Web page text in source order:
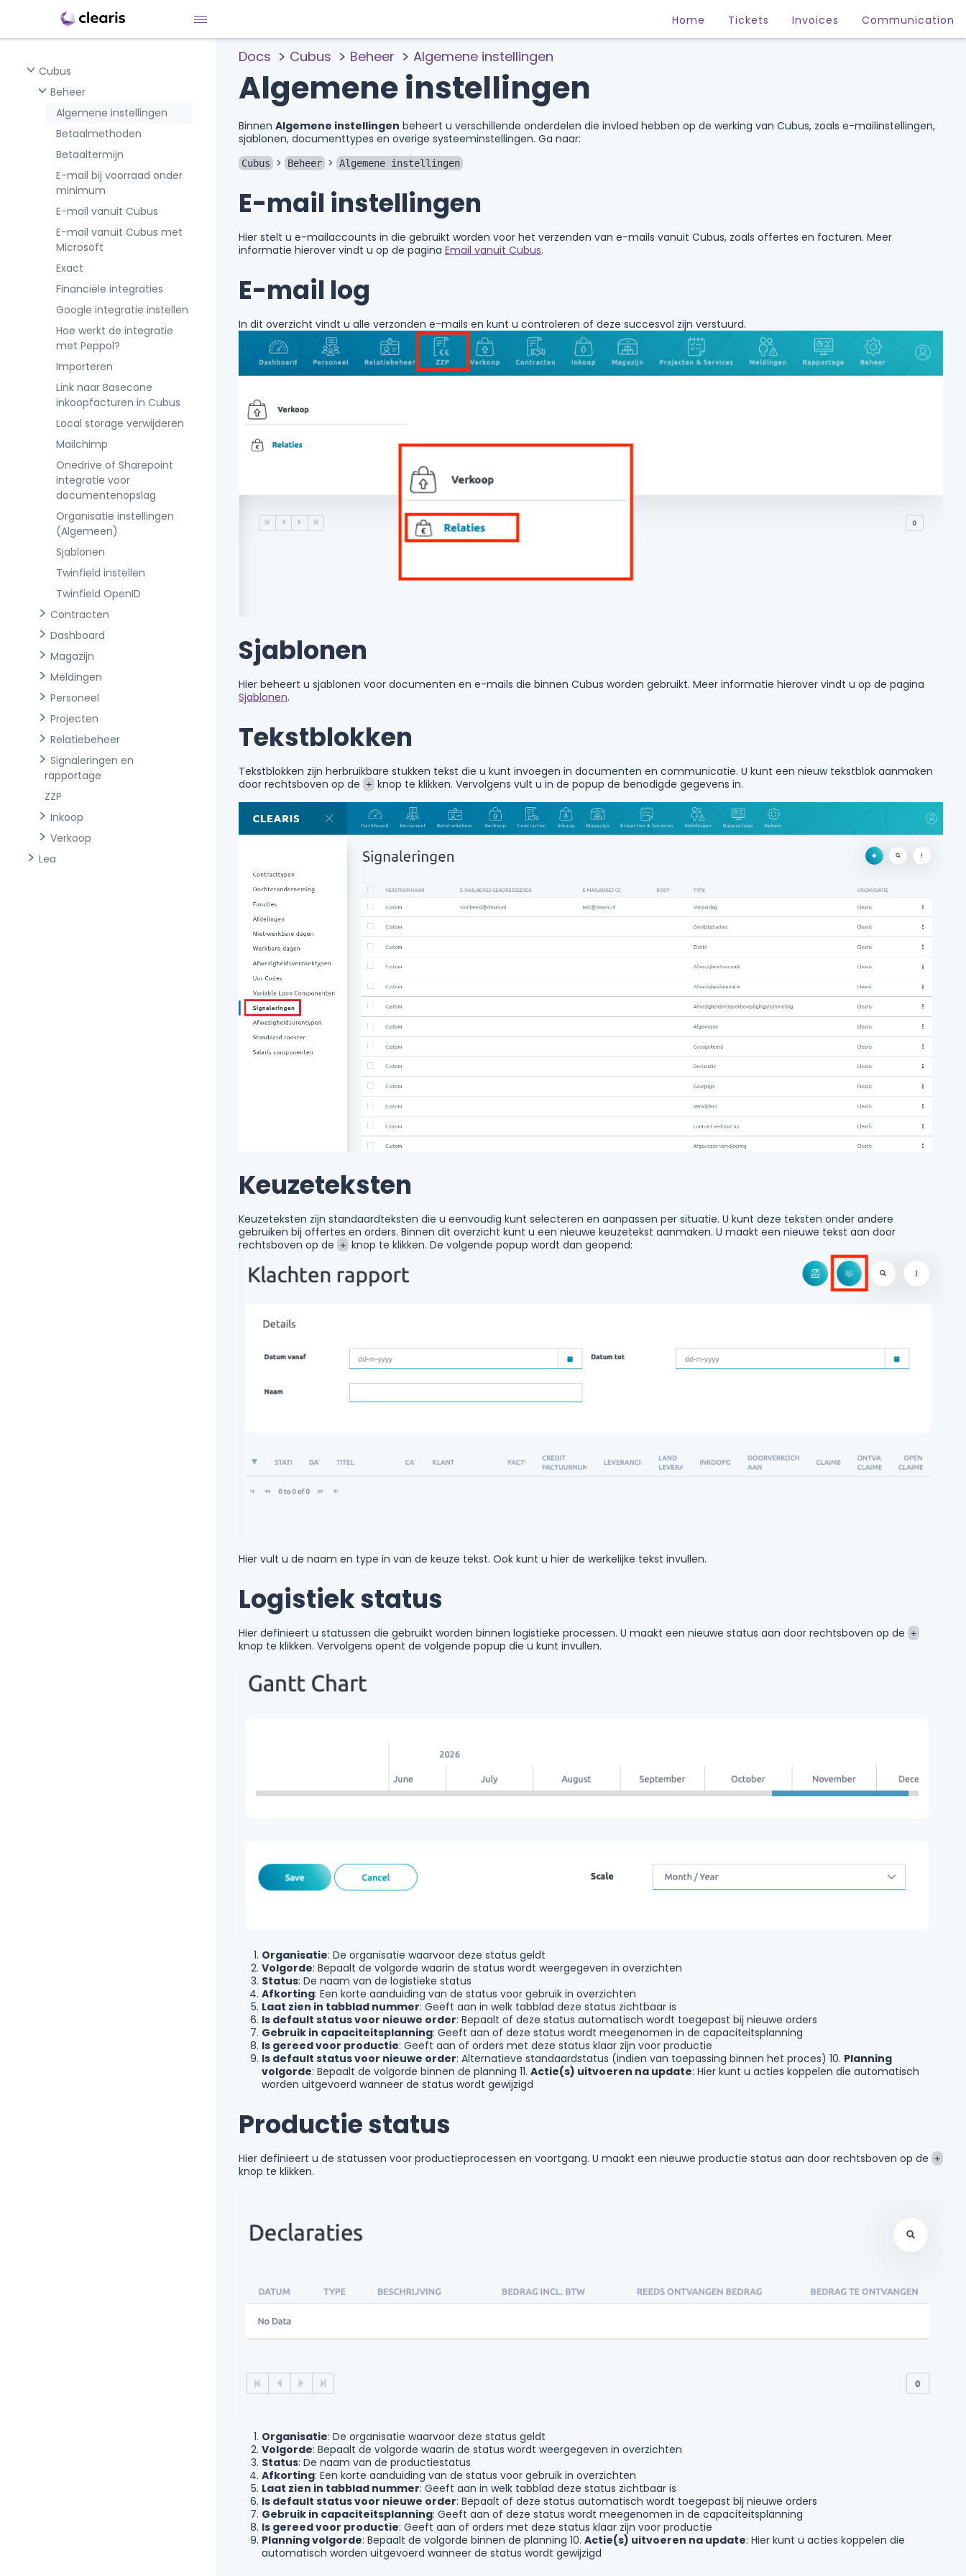
Home Tickets Invoices Communication
Cubus
Beheer
Algemene instellingen
Betaalmethoden
Betaaltermijn
E-mail bij voorraad onder
minimum
E-mail vanuit Cubus
E-mail vanuit Cubus met
Microsoft
Exact
Financiële integraties
Google integratie instellen
Hoe werkt de integratie
met Peppol?
Importeren
Link naar Basecone
inkoopfacturen in Cubus
Local storage verwijderen
Mailchimp
Onedrive of Sharepoint
integratie voor
documentenopslag
Organisatie instellingen
(Algemeen)
Sjablonen
Twinfield instellen
Twinfield OpenID
Contracten
Dashboard
Magazijn
Meldingen
Personeel
Projecten
Relatiebeheer
Signaleringen en
rapportage
ZZP
Inkoop
Verkoop
Lea
Docs Cubus Beheer Algemene instellingen
Algemene instellingen
Binnen Algemene instellingen beheert u verschillende onderdelen die invloed hebben op de werking van Cubus, zoals e-mailinstellingen,
sjablonen, documenttypes en overige systeeminstellingen. Ga naar:
Cubus > Beheer > Algemene instellingen
E-mail instellingen
Hier stelt u e-mailaccounts in die gebruikt worden voor het verzenden van e-mails vanuit Cubus, zoals offertes en facturen. Meer
informatie hierover vindt u op de pagina Email vanuit Cubus.
E-mail log
In dit overzicht vindt u alle verzonden e-mails en kunt u controleren of deze succesvol zijn verstuurd.
Sjablonen
Hier beheert u sjablonen voor documenten en e-mails die binnen Cubus worden gebruikt. Meer informatie hierover vindt u op de pagina
Sjablonen.
Tekstblokken
Tekstblokken zijn herbruikbare stukken tekst die u kunt invoegen in documenten en communicatie. U kunt een nieuw tekstblok aanmaken
door rechtsboven op de + knop te klikken. Vervolgens vult u in de popup de benodigde gegevens in.
Keuzeteksten
Keuzeteksten zijn standaardteksten die u eenvoudig kunt selecteren en aanpassen per situatie. U kunt deze teksten onder andere
gebruiken bij offertes en orders. Binnen dit overzicht kunt u een nieuwe keuzetekst aanmaken. U maakt een nieuwe tekst aan door
rechtsboven op de + knop te klikken. De volgende popup wordt dan geopend:
Hier vult u de naam en type in van de keuze tekst. Ook kunt u hier de werkelijke tekst invullen.
Logistiek status
Hier definieert u statussen die gebruikt worden binnen logistieke processen. U maakt een nieuwe status aan door rechtsboven op de +
knop te klikken. Vervolgens opent de volgende popup die u kunt invullen.
Organisatie: De organisatie waarvoor deze status geldt
Volgorde: Bepaalt de volgorde waarin de status wordt weergegeven in overzichten
Status: De naam van de logistieke status
Afkorting: Een korte aanduiding van de status voor gebruik in overzichten
Laat zien in tabblad nummer: Geeft aan in welk tabblad deze status zichtbaar is
Is default status voor nieuwe order: Bepaalt of deze status automatisch wordt toegepast bij nieuwe orders
Gebruik in capaciteitsplanning: Geeft aan of deze status wordt meegenomen in de capaciteitsplanning
Is gereed voor productie: Geeft aan of orders met deze status klaar zijn voor productie
Is default status voor nieuwe order: Alternatieve standaardstatus (indien van toepassing binnen het proces) 10. Planning
volgorde: Bepaalt de volgorde binnen de planning 11. Actie(s) uitvoeren na update: Hier kunt u acties koppelen die automatisch
worden uitgevoerd wanneer de status wordt gewijzigd
Productie status
Hier definieert u de statussen voor productieprocessen en voortgang. U maakt een nieuwe productie status aan door rechtsboven op de +
knop te klikken.
Organisatie: De organisatie waarvoor deze status geldt
Volgorde: Bepaalt de volgorde waarin de status wordt weergegeven in overzichten
Status: De naam van de productiestatus
Afkorting: Een korte aanduiding van de status voor gebruik in overzichten
Laat zien in tabblad nummer: Geeft aan in welk tabblad deze status zichtbaar is
Is default status voor nieuwe order: Bepaalt of deze status automatisch wordt toegepast bij nieuwe orders
Gebruik in capaciteitsplanning: Geeft aan of deze status wordt meegenomen in de capaciteitsplanning
Is gereed voor productie: Geeft aan of orders met deze status klaar zijn voor productie
Planning volgorde: Bepaalt de volgorde binnen de planning 10. Actie(s) uitvoeren na update: Hier kunt u acties koppelen die
automatisch worden uitgevoerd wanneer de status wordt gewijzigd